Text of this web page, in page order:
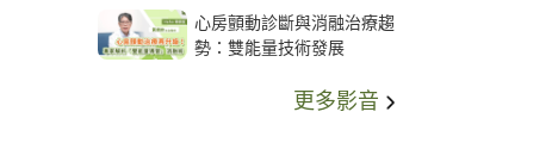
解析支架種類、風險與選擇
關鍵
心房顫動診斷與消融治療趨
勢：雙能量技術發展
更多影音